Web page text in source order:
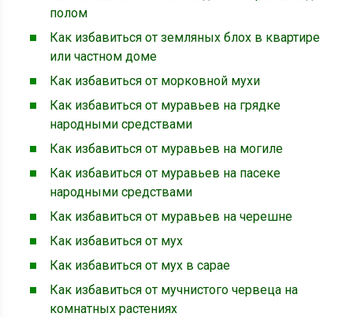
полом
Как избавиться от земляных блох в квартире
или частном доме
Как избавиться от морковной мухи
Как избавиться от муравьев на грядке
народными средствами
Как избавиться от муравьев на могиле
Как избавиться от муравьев на пасеке
народными средствами
Как избавиться от муравьев на черешне
Как избавиться от мух
Как избавиться от мух в сарае
Как избавиться от мучнистого червеца на
комнатных растениях